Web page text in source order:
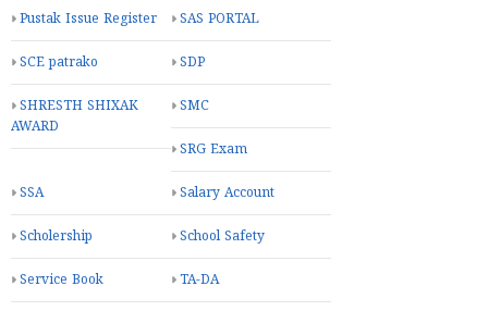
Pustak Issue Register SAS PORTAL
SCE patrako SDP
SHRESTH SHIXAK
AWARD
SMC
SRG Exam
SSA Salary Account
Scholership School Safety
Service Book TA-DA